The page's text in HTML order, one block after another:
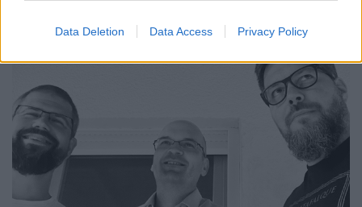
Data Deletion Data Access Privacy Policy